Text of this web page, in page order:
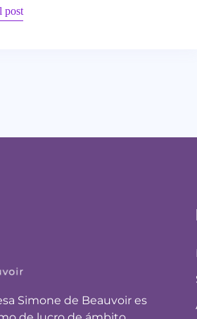
post
Simone de Beauvoir es